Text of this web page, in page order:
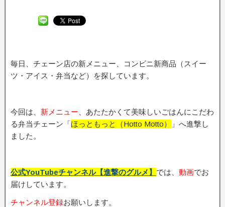
毎日、チェーン店の新メニュー、コンビニ新商品（スイー
ツ・アイス・弁当など）を探しています。
今回は、 新メニュー 、あたたかくて美味しいごはんにこだわ
る弁当チェーン「ほっともっと（Hotto Motto）
」へ進撃し
ました。
公式YouTubeチャンネル【進撃のグルメ】 では、 動画でお
届けしています。
チャンネル登録お願いします。